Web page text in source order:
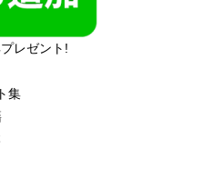
レゼント!
集